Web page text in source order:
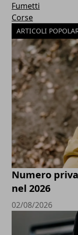
Fumetti
Corse
ARTICOLI
Numero
nel 2026
02/08/2026